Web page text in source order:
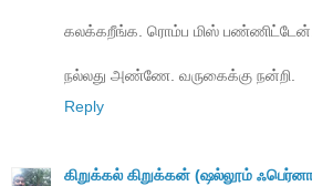
கலக்கறீங்க. ரொம்ப மிஸ்
நல்லது அண்ணே. வருகைக்கு நன்றி.
Reply
கிறுக்கல் கிறுக்கன் (ஷல்லூம்